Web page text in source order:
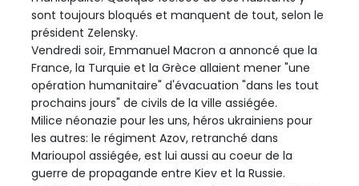
sont toujours bloqués et manquent de tout, selon le
président Zelensky.
Vendredi soir, Emmanuel Macron a annoncé que la
France, la Turquie et la Grèce allaient mener "une
opération humanitaire" d'évacuation "dans les tout
prochains jours" de civils de la ville assiégée.
Milice néonazie pour les uns, héros ukrainiens pour
les autres: le régiment Azov, retranché dans
Marioupol assiégée, est lui aussi au coeur de la
guerre de propagande entre Kiev et la Russie.